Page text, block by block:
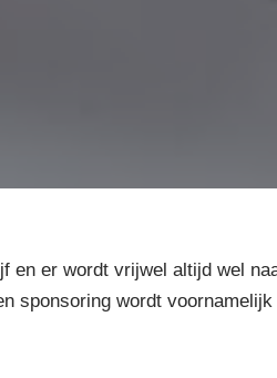
en er wordt vrijwel altijd wel
sponsoring wordt